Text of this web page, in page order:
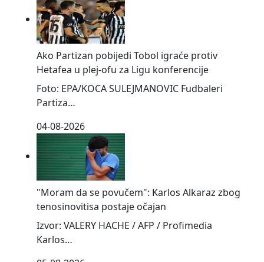
Ako Partizan pobijedi Tobol igraće protiv
Hetafea u plej-ofu za Ligu konferencije
Foto: EPA/KOCA SULEJMANOVIC Fudbaleri
Partiza…
04-08-2026
"Moram da se povučem": Karlos Alkaraz zbog
tenosinovitisa postaje očajan
Izvor: VALERY HACHE / AFP / Profimedia
Karlos…